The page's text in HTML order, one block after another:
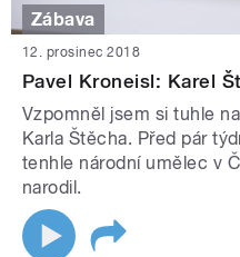
Zábava
12. prosinec 2018
Pavel Kroneisl: Karel
Vzpomněl jsem si tuhle
Karla Štěcha. Před pár
tenhle národní umělec v
narodil.